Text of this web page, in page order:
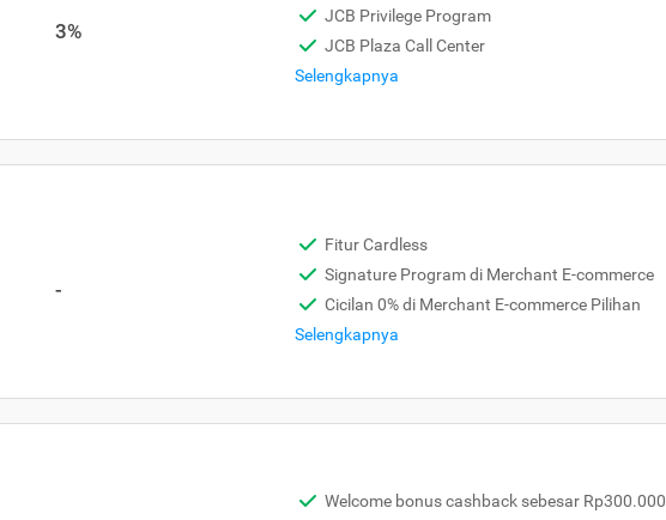
3%
JCB Privilege Program
JCB Plaza Call Center
Selengkapnya
-
Fitur Cardless
Signature Program di Merchant E-commerce
Cicilan 0% di Merchant E-commerce Pilihan
Selengkapnya
Welcome bonus cashback sebesar Rp300.000